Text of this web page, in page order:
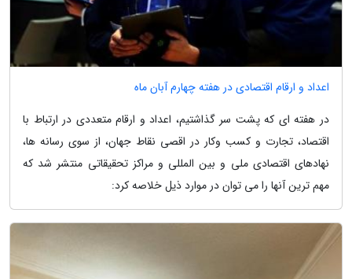
اعداد و ارقام اقتصادی در هفته چهارم آبان ماه
در هفته ای که پشت سر گذاشتیم، اعداد و ارقام متعددی در ارتباط با
اقتصاد، تجارت و کسب وکار در اقصی نقاط جهان، از سوی رسانه ها،
نهادهای اقتصادی ملی و بین المللی و مراکز تحقیقاتی منتشر شد که
مهم ترین آنها را می توان در موارد ذیل خلاصه کرد: